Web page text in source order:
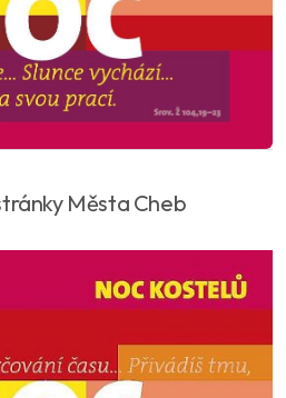
Města Cheb